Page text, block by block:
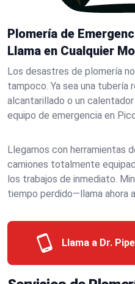
Plomería de
Llama en Cualquier
Los desastres de plomería
tampoco. Ya sea una tubería
alcantarillado o un
equipo de emergencia en
Llegamos con herramientas
camiones totalmente
los trabajos de inmediato.
tiempo perdido—llama ahora
Llama a Dr.